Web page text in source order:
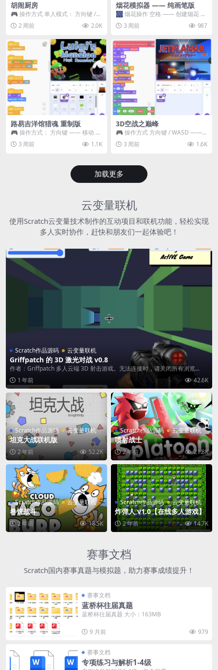
胡闹厨房
🎮 操作方式 单人模式： 方向键 /
WASD —— 移动 Z / K —— 抓...
2 周前 2.0K
烟花模拟器 —— 纯画笔版
🎆 烟花操作 空格 —— 创建烟花 1
~ 3 —— 切换烟花类型 普通烟花
嘶...3 周前 987
路易吉洋馆猎魂 重制版
🎮 操作方式： 方向键 —— 移动 &
跳跃 空格 —— 打开宝箱 将你...
3 周前 1.1K
3D空战之巅峰
🎮 操作方式 方向键 / WASD ——
移动 Z / K —— 射击 / 攻击...
3 周前 1.6K
加载更多
云变量联机
使用Scratch云变量技术制作的互动项目和联机功能，轻松实现
多人实时协作，赶快和朋友们一起体验吧！
Scratch作品源码 云变量联机
Griffpatch 的 3D 激光对战 v0.8
作者：Griffpatch 多人云端 3D 射击游戏。无法连接时，请关闭所有浏览...
1 年前
42.6K
Scratch作品源码 云变量联机
坦克大战联机版
2 年前 52.2K
Scratch作品源码 云变量联机
喷射战士
2 年前 21.8K
Scratch作品源码 云变量联机
卷饼战斗
2 年前 18.5K
Scratch作品源码 云变量联机
炸弹人 v1.0【在线多人游戏】
2 年前 14.7K
赛事文档
Scratch国内赛事真题与模拟题，助力赛事成绩提升！
赛事文档
蓝桥杯往届真题
蓝桥杯往届真题 大小：163MB
9 月前 979
赛事文档
专项练习与解析1-4级